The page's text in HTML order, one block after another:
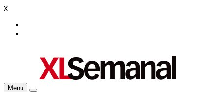
x
Menu